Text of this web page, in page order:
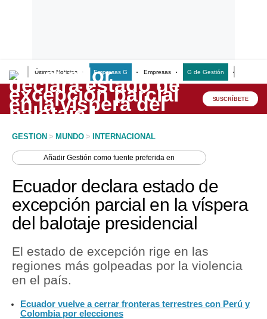
Últimas Noticias Empresas G Empresas G de Gestión
Lo último
Peru Quiosco
Economía
Mercados
Política
Tu Dinero
Finanzas Personales
SUSCRÍBETE
GESTION > MUNDO > INTERNACIONAL
AñadirGestión como fuente preferida en
Ecuador declara estado de
excepción parcial en la víspera
del balotaje presidencial
El estado de excepción rige en las
regiones más golpeadas por la violencia
en el país.
Ecuador vuelve a cerrar fronteras terrestres con Perú y
Colombia por elecciones